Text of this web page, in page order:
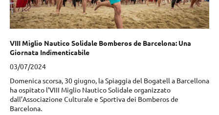
VIII Miglio Nautico Solidale Bomberos de Barcelona: Una
Giornata Indimenticabile
03/07/2024
Domenica scorsa, 30 giugno, la Spiaggia del Bogatell a Barcellona
ha ospitato l’VIII Miglio Nautico Solidale organizzato
dall’Associazione Culturale e Sportiva dei Bomberos de
Barcelona.